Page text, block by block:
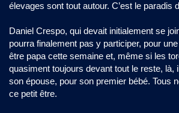
élevages sont tout autour. C’est le paradis
Daniel Crespo, qui devait initialement se
pourra finalement pas y participer, pour
être papa cette semaine et, même si les
quasiment toujours devant tout le reste, là,
son épouse, pour son premier bébé. Tous
ce petit être.